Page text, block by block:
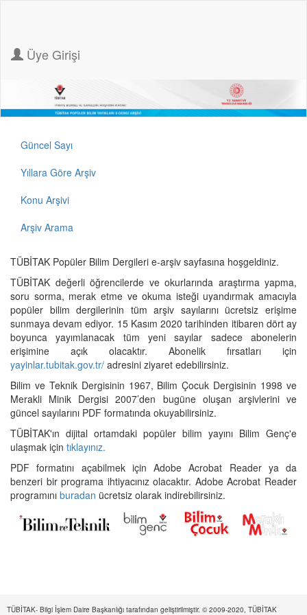
Üye Girişi
Güncel Sayı
Yıllara Göre Arşiv
Konu Arşivi
Arşiv Arama
TÜBİTAK Popüler Bilim Dergileri e-arşiv sayfasına hoşgeldiniz.
TÜBİTAK değerli öğrencilerde ve okurlarında araştırma yapma,
soru sorma, merak etme ve okuma isteği uyandırmak amacıyla
popüler bilim dergilerinin tüm arşiv sayılarını ücretsiz erişime
sunmaya devam ediyor. 15 Kasım 2020 tarihinden itibaren dört ay
boyunca yayımlanacak tüm yeni sayılar sadece abonelerin
erişimine açık olacaktır. Abonelik fırsatları için
yayinlar.tubitak.gov.tr/ adresini ziyaret edebilirsiniz.
Bilim ve Teknik Dergisinin 1967, Bilim Çocuk Dergisinin 1998 ve
Merakli Minik Dergisi 2007’den bugüne oluşan arşivlerini ve
güncel sayılarını PDF formatında okuyabilirsiniz.
TÜBİTAK'ın dijital ortamdaki popüler bilim yayını Bilim Genç'e
ulaşmak için tıklayınız.
PDF formatını açabilmek için Adobe Acrobat Reader ya da
benzeri bir programa ihtiyacınız olacaktır. Adobe Acrobat Reader
programını buradan ücretsiz olarak indirebilirsiniz.
TÜBİTAK- Bilgi İşlem Daire Başkanlığı tarafından geliştirilmiştir. © 2009-2020, TÜBİTAK